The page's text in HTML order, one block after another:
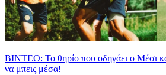
ΒΙΝΤΕΟ: Το θηρίο που οδηγάει ο Μέσι
να μπεις μέσα!